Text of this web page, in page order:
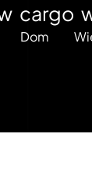
cargo
Dom